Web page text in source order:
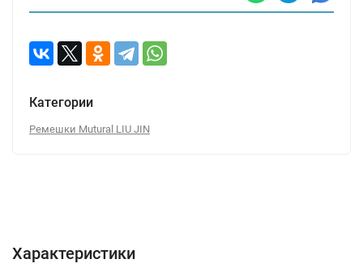
Категории
Ремешки Mutural LIU JIN
Характеристики